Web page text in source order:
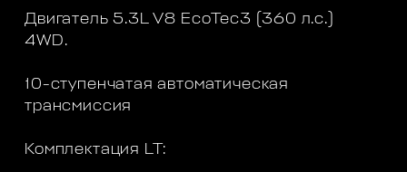
Двигатель 5.3L V8 EcoTec3 (360 л.с.)
4WD.
10-ступенчатая автоматическая
трансмиссия
Комплектация LT: